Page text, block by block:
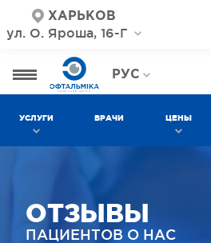
ХАРЬКОВ
ул. О. Яроша, 16-Г
РУС
УКР
УСЛУГИ ВРАЧИ ЦЕНЫ
ОТЗЫВЫ
ПАЦИЕНТОВ О НАС